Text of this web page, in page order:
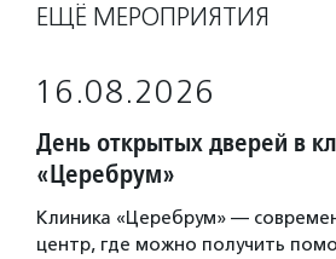
ЕЩЁ МЕРОПРИЯТИЯ
16.08.2026
День открытых дверей в
«Церебрум»
Клиника «Церебрум» —
центр, где можно получить